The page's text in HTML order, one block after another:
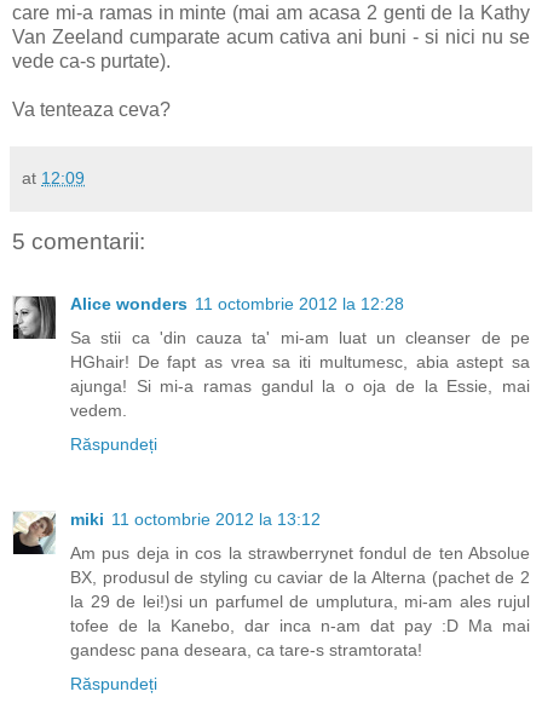
care mi-a ramas in minte (mai am acasa 2 genti de la Kathy
Van Zeeland cumparate acum cativa ani buni - si nici nu se
vede ca-s purtate).
Va tenteaza ceva?
at 12:09
5 comentarii:
Alice wonders 11 octombrie 2012 la 12:28
Sa stii ca 'din cauza ta' mi-am luat un cleanser de pe
HGhair! De fapt as vrea sa iti multumesc, abia astept sa
ajunga! Si mi-a ramas gandul la o oja de la Essie, mai
vedem.
Răspundeți
miki 11 octombrie 2012 la 13:12
Am pus deja in cos la strawberrynet fondul de ten Absolue
BX, produsul de styling cu caviar de la Alterna (pachet de 2
la 29 de lei!)si un parfumel de umplutura, mi-am ales rujul
tofee de la Kanebo, dar inca n-am dat pay :D Ma mai
gandesc pana deseara, ca tare-s stramtorata!
Răspundeți